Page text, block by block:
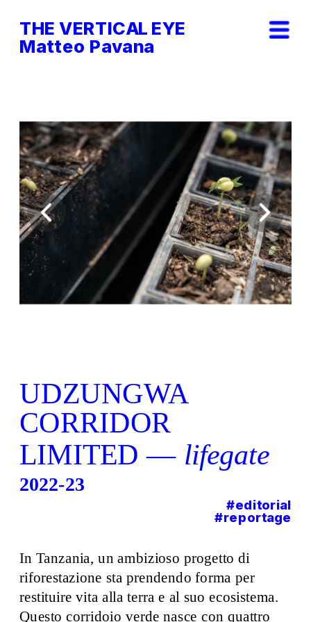
THE VERTICAL EYE
Matteo Pavana
UDZUNGWA
CORRIDOR
LIMITED — lifegate
2022-23
#editorial
#reportage
In Tanzania, un ambizioso progetto di
riforestazione sta prendendo forma per
restituire vita alla terra e al suo ecosistema.
Questo corridoio verde nasce con quattro